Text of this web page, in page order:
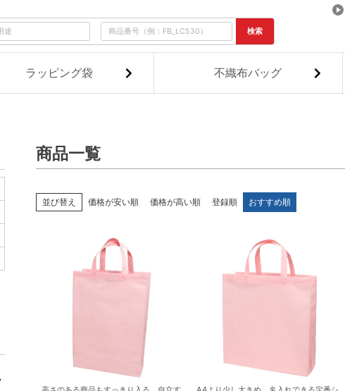
検索
ラッピング袋 不織布バッグ
商品一覧
並び替え 価格が安い順 価格が高い順 登録順 おすすめ順